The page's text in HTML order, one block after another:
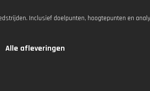
Inclusief doelpunten, hoogtepunten en
Alle afleveringen